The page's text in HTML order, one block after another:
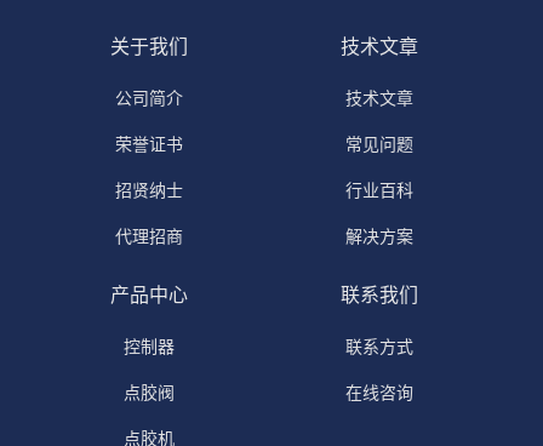
关于我们
公司简介
荣誉证书
招贤纳士
代理招商
技术文章
技术文章
常见问题
行业百科
解决方案
产品中心
控制器
点胶阀
点胶机
联系我们
联系方式
在线咨询